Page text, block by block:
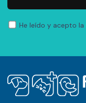
He leído y acepto la